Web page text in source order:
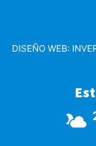
DISEÑO WEB: